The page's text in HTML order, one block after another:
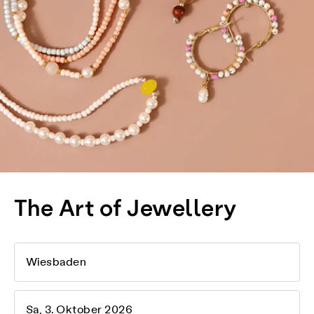
The Art of Jewellery
Wiesbaden
Sa, 3. Oktober 2026